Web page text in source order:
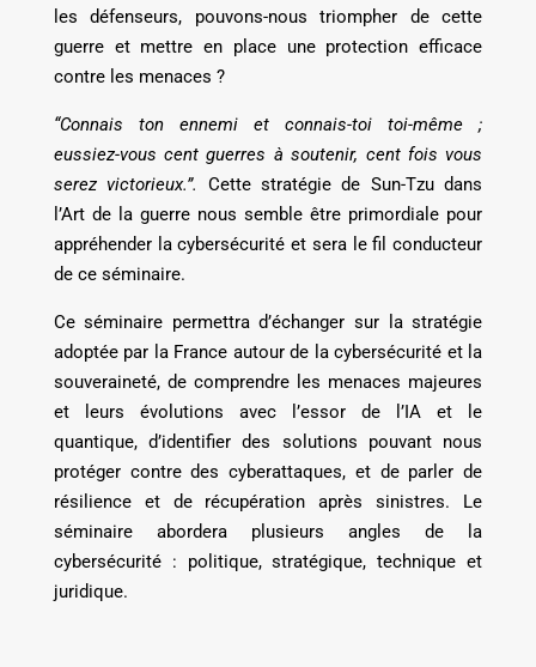
les défenseurs, pouvons-nous triompher de cette
guerre et mettre en place une protection efficace
contre les menaces ?
“Connais ton ennemi et connais-toi toi-même ;
eussiez-vous cent guerres à soutenir, cent fois vous
serez victorieux.”.
Cette stratégie de Sun-Tzu dans
l’Art de la guerre nous semble être primordiale pour
appréhender la cybersécurité et sera le fil conducteur
de ce séminaire.
Ce séminaire permettra d’échanger sur la stratégie
adoptée par la France autour de la cybersécurité et la
souveraineté, de comprendre les menaces majeures
et leurs évolutions avec l’essor de l’IA et le
quantique, d’identifier des solutions pouvant nous
protéger contre des cyberattaques, et de parler de
résilience et de récupération après sinistres. Le
séminaire abordera plusieurs angles de la
cybersécurité : politique, stratégique, technique et
juridique.